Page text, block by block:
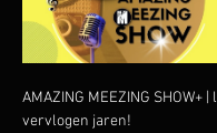
AMAZING MEEZING SHOW+
vervlogen jaren!